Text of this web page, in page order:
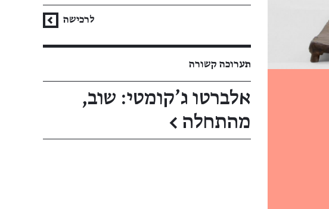
לרכישה
תערוכה קשורה
אלברטו ג'קומטי: שוב,
מהתחלה ←